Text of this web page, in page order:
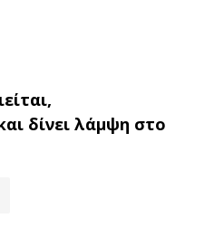
δίνει λάμψη στο